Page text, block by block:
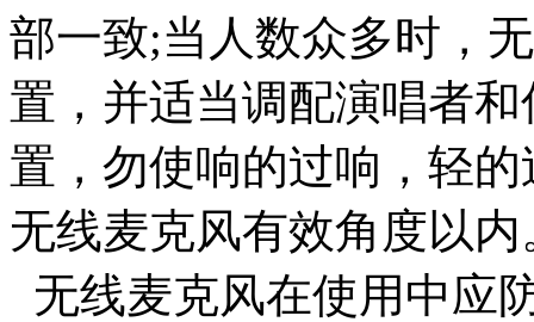
部一致;当人数众多时，
置，并适当调配演唱者
置，勿使响的过响，轻
无线麦克风有效角度以内
无线麦克风在使用中应